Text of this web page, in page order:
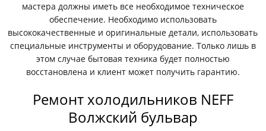
мастера должны иметь все необходимое техническое
обеспечение. Необходимо использовать
высококачественные и оригинальные детали, использовать
специальные инструменты и оборудование. Только лишь в
этом случае бытовая техника будет полностью
восстановлена и клиент может получить гарантию.
Ремонт холодильников NEFF
Волжский бульвар